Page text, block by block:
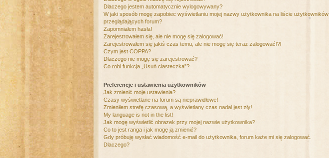
Dlaczego jestem automatycznie wylogowywany?
W jaki sposób mogę zapobiec wyświetlaniu mojej nazwy użytkownika na liście użytkowników
przeglądających forum?
Zapomniałem hasła!
Zarejestrowałem się, ale nie mogę się zalogować!
Zarejestrowałem się jakiś czas temu, ale nie mogę się teraz zalogować!?!
Czym jest COPPA?
Dlaczego nie mogę się zarejestrować?
Co robi funkcja „Usuń ciasteczka”?
Preferencje i ustawienia użytkowników
Jak zmienić moje ustawienia?
Czasy wyświetlane na forum są nieprawidłowe!
Zmieniłem strefę czasową, a wyświetlany czas nadal jest zły!
My language is not in the list!
Jak mogę wyświetlić obrazek przy mojej nazwie użytkownika?
Co to jest ranga i jak mogę ją zmienić?
Gdy próbuję wysłać wiadomość e-mail do użytkownika, forum każe mi się zalogować.
Dlaczego?